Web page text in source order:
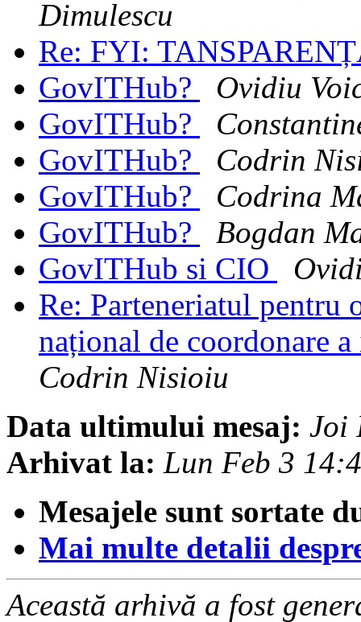
Dimulescu
Re: FYI:
GovITHub?
Ovidiu
GovITHub?
GovITHub?
Codrin
GovITHub?
Codrina
GovITHub?
Bogdan
GovITHub si CIO
Re: Parteneriatul pentru
național de coordonare
Codrin Nisioiu
Data ultimului mesaj: Joi
Arhivat la: Lun Feb 3
Mesajele sunt sortate
Mai multe detalii
Această arhivă a fost